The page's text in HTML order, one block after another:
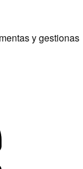
y gestionas